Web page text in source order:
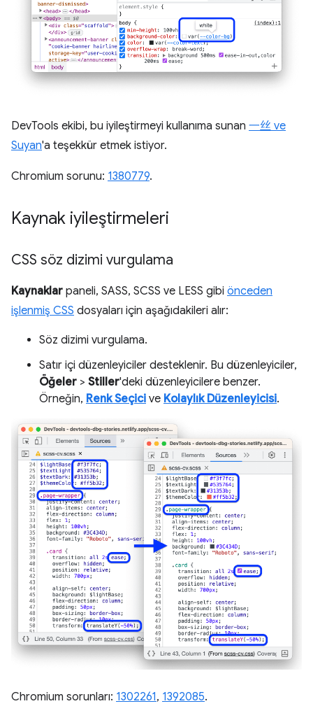
DevTools ekibi, bu iyileştirmeyi kullanıma sunan 一丝 ve
Suyan'a teşekkür etmek istiyor.
Chromium sorunu: 1380779.
Kaynak iyileştirmeleri
CSS söz dizimi vurgulama
Kaynaklar paneli, SASS, SCSS ve LESS gibi önceden
işlenmiş CSS dosyaları için aşağıdakileri alır:
Söz dizimi vurgulama.
Satır içi düzenleyiciler desteklenir. Bu düzenleyiciler,
Öğeler > Stiller'deki düzenleyicilere benzer.
Örneğin, Renk Seçici ve Kolaylık Düzenleyicisi.
Chromium sorunları: 1302261, 1392085.